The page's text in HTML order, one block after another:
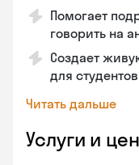
Помогает
говорить на
Создает
для студентов
Читать дальше
Услуги и